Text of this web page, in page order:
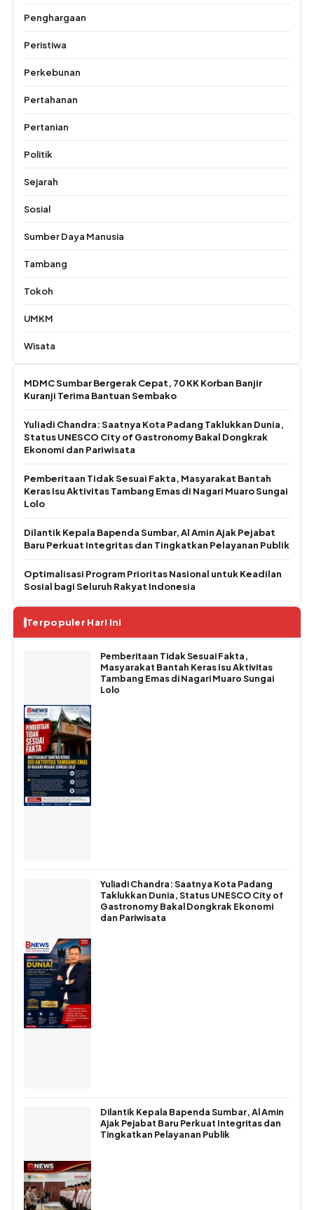
Penghargaan
Peristiwa
Perkebunan
Pertahanan
Pertanian
Politik
Sejarah
Sosial
Sumber Daya Manusia
Tambang
Tokoh
UMKM
Wisata
MDMC Sumbar Bergerak Cepat, 70 KK Korban Banjir
Kuranji Terima Bantuan Sembako
Yuliadi Chandra: Saatnya Kota Padang Taklukkan Dunia,
Status UNESCO City of Gastronomy Bakal Dongkrak
Ekonomi dan Pariwisata
Pemberitaan Tidak Sesuai Fakta, Masyarakat Bantah
Keras Isu Aktivitas Tambang Emas di Nagari Muaro Sungai
Lolo
Dilantik Kepala Bapenda Sumbar, Al Amin Ajak Pejabat
Baru Perkuat Integritas dan Tingkatkan Pelayanan Publik
Optimalisasi Program Prioritas Nasional untuk Keadilan
Sosial bagi Seluruh Rakyat Indonesia
Terpopuler Hari Ini
Pemberitaan Tidak Sesuai Fakta,
Masyarakat Bantah Keras Isu Aktivitas
Tambang Emas di Nagari Muaro Sungai
Lolo
Yuliadi Chandra: Saatnya Kota Padang
Taklukkan Dunia, Status UNESCO City of
Gastronomy Bakal Dongkrak Ekonomi
dan Pariwisata
Dilantik Kepala Bapenda Sumbar, Al Amin
Ajak Pejabat Baru Perkuat Integritas dan
Tingkatkan Pelayanan Publik